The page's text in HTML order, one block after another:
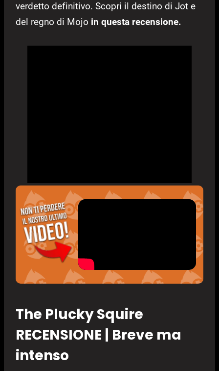
verdetto definitivo. Scopri il destino di Jot e
del regno di Mojo in questa recensione.
The Plucky Squire
RECENSIONE | Breve ma
intenso